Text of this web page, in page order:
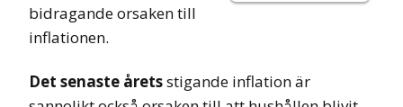
bidragande orsaken till
inflationen.
Det senaste åretsstigande inflation är